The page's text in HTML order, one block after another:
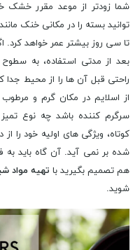
شما زودتر از موعد مقرر خشک
توانید بسته را در مکانی خنک
تا سی روز بیشتر عمر خواهد کرد.
بعد از مدتی استفاده، به
راحتی قبل آن ها را از محیط جدا
از اسلایم در مکان گرم و
سرگرم کننده باشد چه نوع
کوتاه، ویژگی های اولیه خود
شده بر نمی آید. آن گاه باید
هم تصمیم بگیرید با تهیه مواد
شوید.